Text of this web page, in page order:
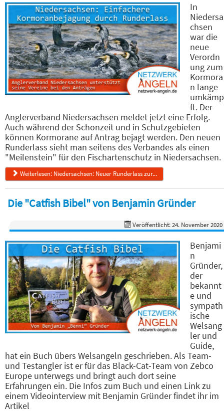
In
Niedersa
chsen
war die
neue
Verordn
ung zum
Kormora
n lange
umkämp
ft. Der
Anglerverband Niedersachsen meldet jetzt eine Erfolg.
Auch während der Schonzeit und in Schutzgebieten
können Kormorane auf Antrag bejagt werden. Den neuen
Runderlass sieht man seitens des Verbandes als einen
"Meilenstein" für den Fischartenschutz in Niedersachsen.
Weiterlesen: Niedersachsen: Neuer Runderlass zur...
Die "Catfish Bibel" von Benjamin Gründer
Veröffentlicht: 24. November 2020
Benjami
n
Gründer,
der
bekannt
e und
sympath
ische
Welsang
ler und
Guide,
hat ein Buch übers Welsangeln geschrieben. Als Team-
und Testangler ist er für das Black-Cat-Team von Zebco
Europe unterwegs und bringt auch dort seine
Erfahrungen ein. Die Infos zum Buch und einen Link zu
einem Videointerview mit Benjamin Gründer findet ihr im
Artikel